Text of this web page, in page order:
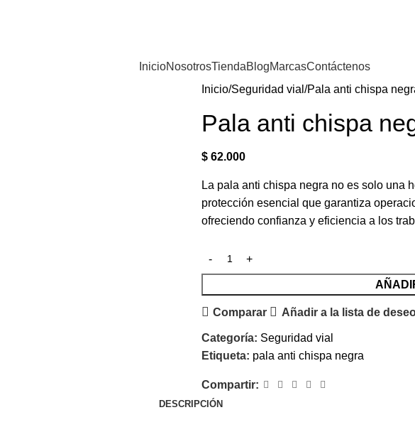
InicioNosotrosTiendaBlogMarcasContáctenos
Inicio Seguridad vial Pala anti chispa
Pala anti chispa
$ 62.000
La pala anti chispa negra no es solo una
protección esencial que garantiza
ofreciendo confianza y eficiencia a los
Comparar Añadir a la lista de
Categoría: Seguridad vial
Etiqueta: pala anti chispa negra
Compartir:
DESCRIPCIÓN